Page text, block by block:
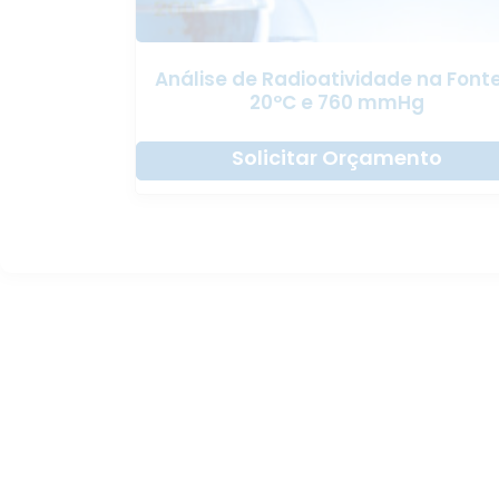
Análise de Radioatividade na
20ºC e 760 mmHg
Solicitar Orçamento